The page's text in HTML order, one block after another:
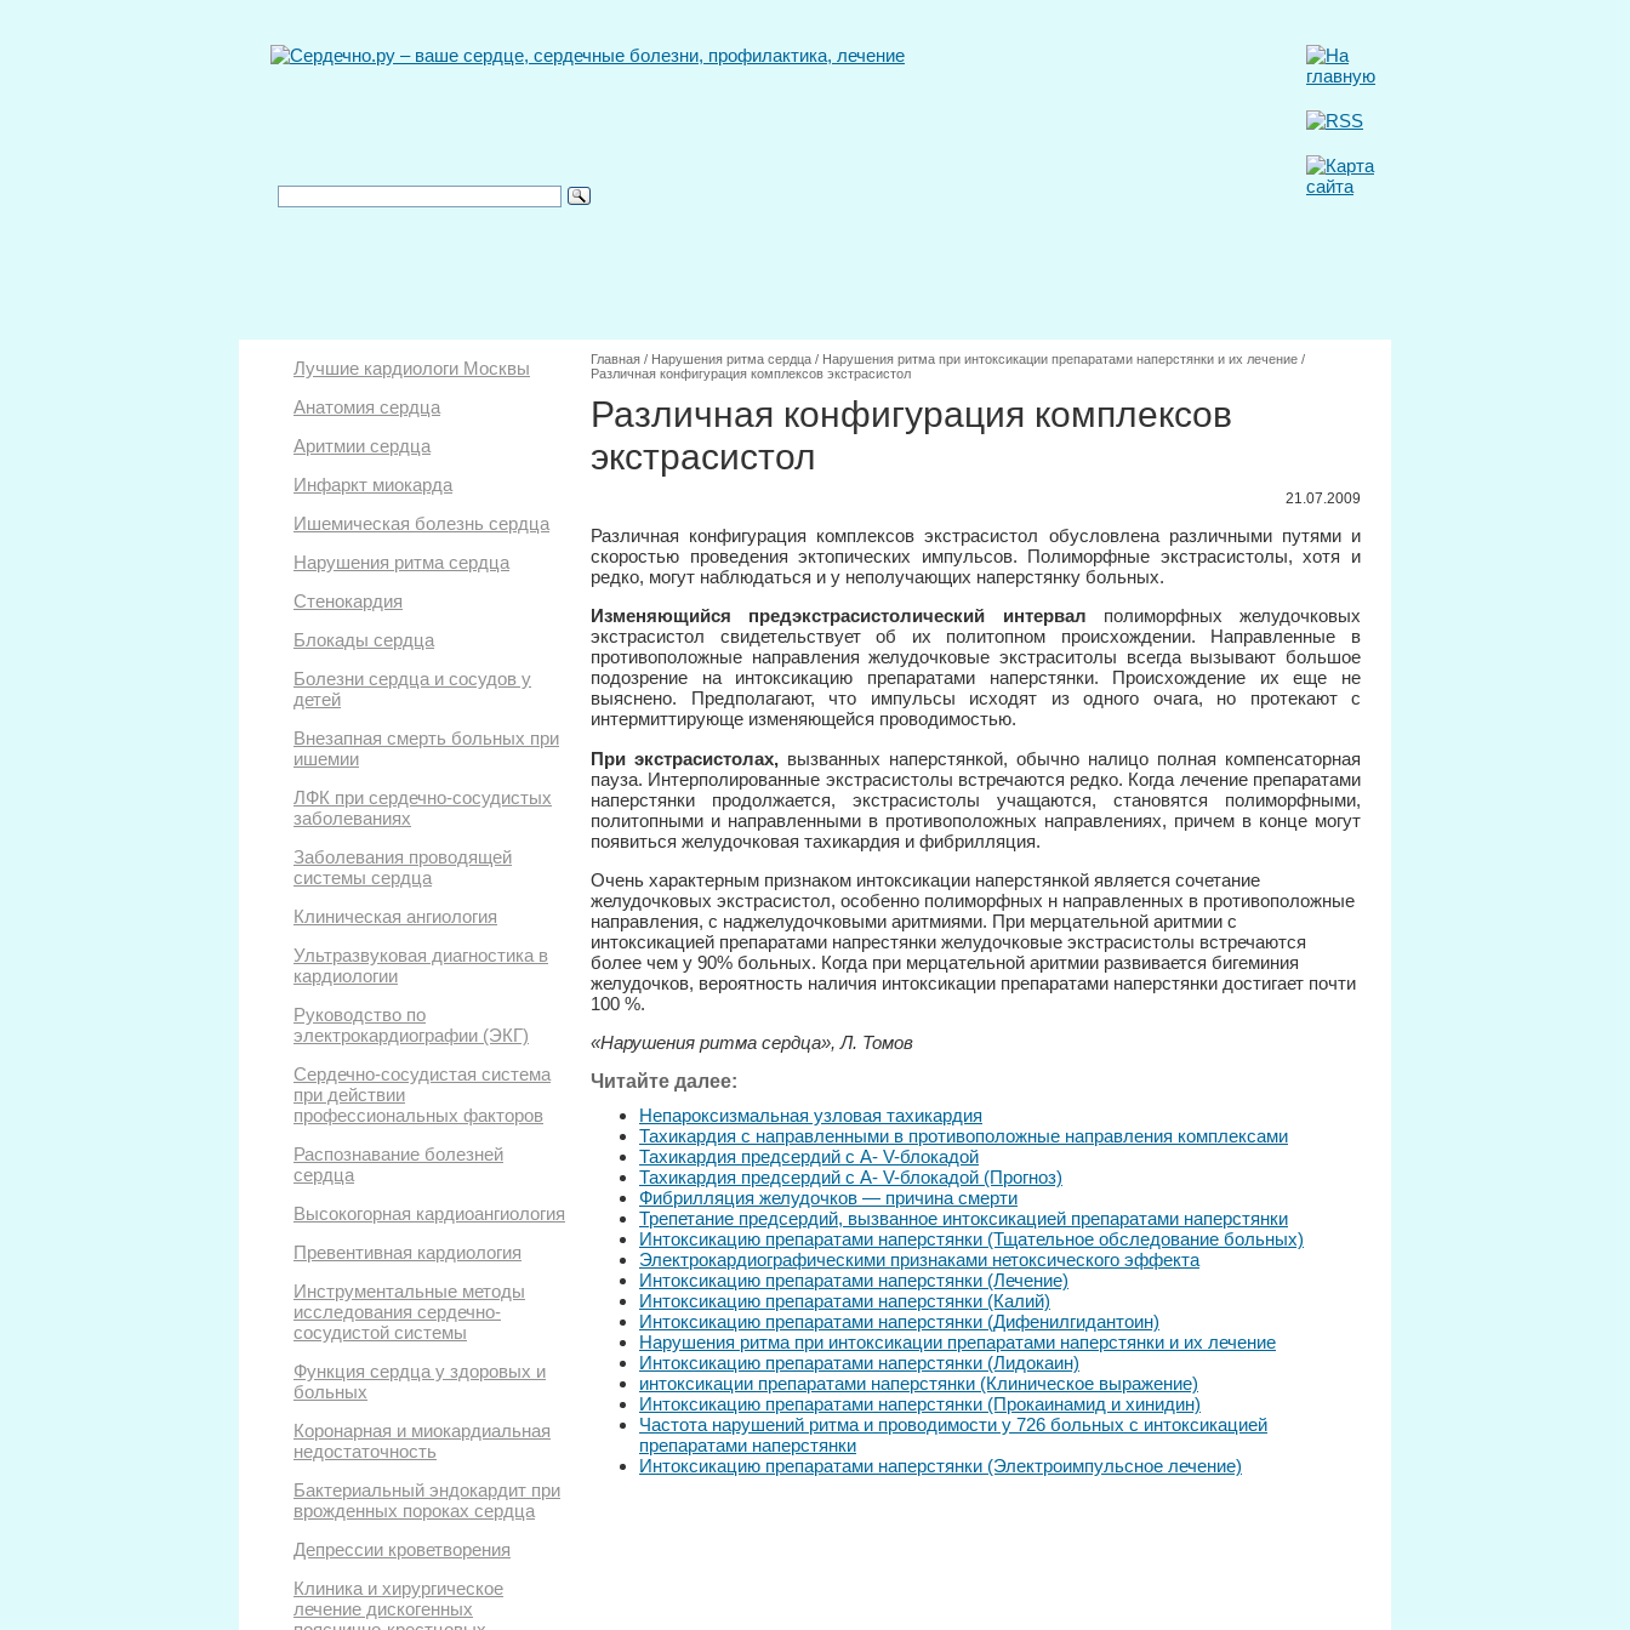
Лучшие кардиологи Москвы
Анатомия сердца
Аритмии сердца
Инфаркт миокарда
Ишемическая болезнь сердца
Нарушения ритма сердца
Стенокардия
Блокады сердца
Болезни сердца и сосудов у
детей
Внезапная смерть больных при
ишемии
ЛФК при сердечно-сосудистых
заболеваниях
Заболевания проводящей
системы сердца
Клиническая ангиология
Ультразвуковая диагностика в
кардиологии
Руководство по
электрокардиографии (ЭКГ)
Сердечно-сосудистая система
при действии
профессиональных факторов
Распознавание болезней
сердца
Высокогорная кардиоангиология
Превентивная кардиология
Инструментальные методы
исследования сердечно-
сосудистой системы
Функция сердца у здоровых и
больных
Коронарная и миокардиальная
недостаточность
Бактериальный эндокардит при
врожденных пороках сердца
Депрессии кроветворения
Клиника и хирургическое
лечение дискогенных
Главная / Нарушения ритма сердца / Нарушения ритма при интоксикации препаратами наперстянки и их лечение /
Различная конфигурация комплексов экстрасистол
Различная конфигурация комплексов
экстрасистол
21.07.2009
Различная конфигурация комплексов экстрасистол обусловлена различными путями и
скоростью проведения эктопических импульсов. Полиморфные экстрасистолы, хотя и
редко, могут наблюдаться и у неполучающих наперстянку больных.
Изменяющийся предэкстрасистолический интервал полиморфных желудочковых
экстрасистол свидетельствует об их политопном происхождении. Направленные в
противоположные направления желудочковые экстраситолы всегда вызывают большое
подозрение на интоксикацию препаратами наперстянки. Происхождение их еще не
выяснено. Предполагают, что импульсы исходят из одного очага, но протекают с
интермиттирующе изменяющейся проводимостью.
При экстрасистолах, вызванных наперстянкой, обычно налицо полная компенсаторная
пауза. Интерполированные экстрасистолы встречаются редко. Когда лечение препаратами
наперстянки продолжается, экстрасистолы учащаются, становятся полиморфными,
политопными и направленными в противоположных направлениях, причем в конце могут
появиться желудочковая тахикардия и фибрилляция.
Очень характерным признаком интоксикации наперстянкой является сочетание
желудочковых экстрасистол, особенно полиморфных н направленных в противоположные
направления, с наджелудочковыми аритмиями. При мерцательной аритмии с
интоксикацией препаратами напрестянки желудочковые экстрасистолы встречаются
более чем у 90% больных. Когда при мерцательной аритмии развивается бигеминия
желудочков, вероятность наличия интоксикации препаратами наперстянки достигает почти
100 %.
«Нарушения ритма сердца», Л. Томов
Читайте далее:
Непароксизмальная узловая тахикардия
Тахикардия с направленными в противоположные направления комплексами
Тахикардия предсердий с А- V-блокадой
Тахикардия предсердий с А- V-блокадой (Прогноз)
Фибрилляция желудочков — причина смерти
Трепетание предсердий, вызванное интоксикацией препаратами наперстянки
Интоксикацию препаратами наперстянки (Тщательное обследование больных)
Электрокардиографическими признаками нетоксического эффекта
Интоксикацию препаратами наперстянки (Лечение)
Интоксикацию препаратами наперстянки (Калий)
Интоксикацию препаратами наперстянки (Дифенилгидантоин)
Нарушения ритма при интоксикации препаратами наперстянки и их лечение
Интоксикацию препаратами наперстянки (Лидокаин)
интоксикации препаратами наперстянки (Клиническое выражение)
Интоксикацию препаратами наперстянки (Прокаинамид и хинидин)
Частота нарушений ритма и проводимости у 726 больных с интоксикацией
препаратами наперстянки
Интоксикацию препаратами наперстянки (Электроимпульсное лечение)